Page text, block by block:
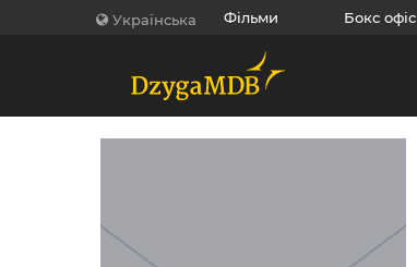
Українська Фільми Бокс офіс